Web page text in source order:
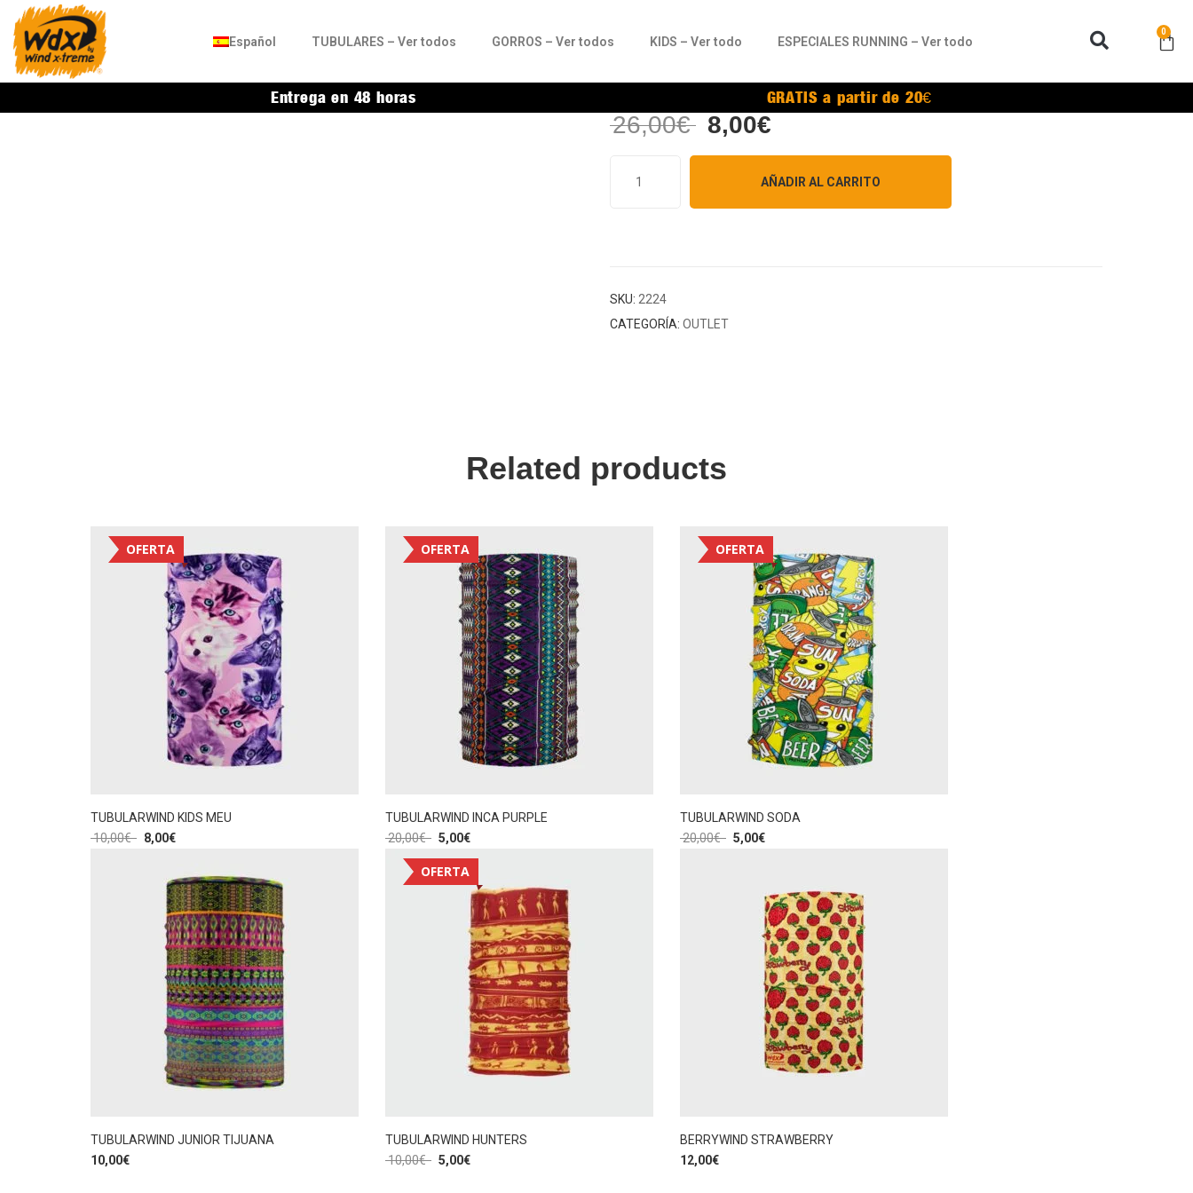
Español TUBULARES – Ver todos GORROS – Ver todos KIDS – Ver todo ESPECIALES RUNNING – Ver todo
0
Entrega en 48 horas GRATIS a partir de 20€
26,00€ 8,00€
AÑADIR AL CARRITO
SKU: 2224
CATEGORÍA: OUTLET
Related products
OFERTA
TUBULARWIND KIDS MEU
10,00€ 8,00€
OFERTA
TUBULARWIND INCA PURPLE
20,00€ 5,00€
OFERTA
TUBULARWIND SODA
20,00€ 5,00€
TUBULARWIND JUNIOR TIJUANA
10,00€
OFERTA
TUBULARWIND HUNTERS
10,00€ 5,00€
BERRYWIND STRAWBERRY
12,00€